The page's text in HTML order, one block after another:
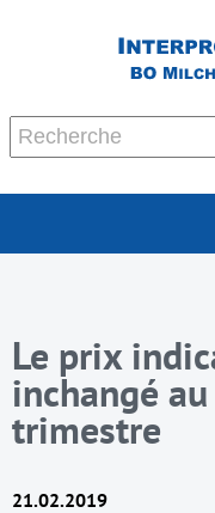
Le prix
inchangé
trimestre
21.02.2019